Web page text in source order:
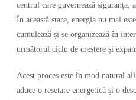
centrul care guvernează siguranța,
În această stare, energia nu mai
cumulează și se organizează în
următorul ciclu de creștere și
Acest proces este în mod natural
aduce o resetare energetică și o